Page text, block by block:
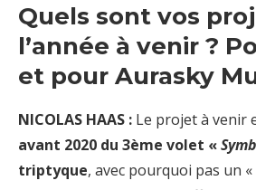
Quels sont vos
l’année à venir ?
et pour Aurasky
NICOLAS HAAS : Le projet à venir
avant 2020 du 3ème volet «
triptyque, avec pourquoi pas un